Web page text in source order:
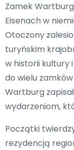
Zamek
Eisenach w
Otoczony
turyńskim
w historii kultury
do wielu
Wartburg
wydarzeniom,
Początki
rezydencją